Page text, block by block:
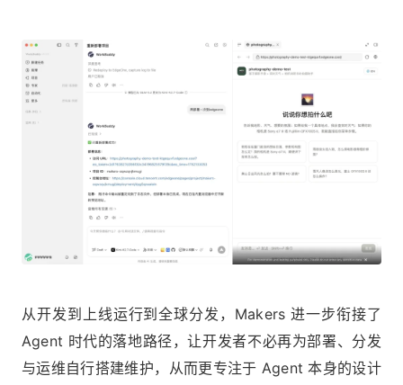
从开发到上线运行到全球分发，Makers 进一步衔接了
Agent 时代的落地路径，让开发者不必再为部署、分发
与运维自行搭建维护，从而更专注于 Agent 本身的设计